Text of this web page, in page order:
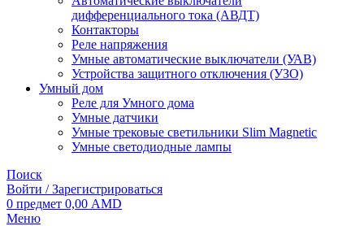
дифференциального тока (АВДТ)
Контакторы
Реле напряжения
Умные автоматические выключатели (УАВ)
Устройства защитного отключения (УЗО)
Умный дом
Реле для Умного дома
Умные датчики
Умные трековые светильники Slim Magnetic
Умные светодиодные лампы
Поиск
Войти / Зарегистрироваться
0 предмет 0,00 AMD
Меню